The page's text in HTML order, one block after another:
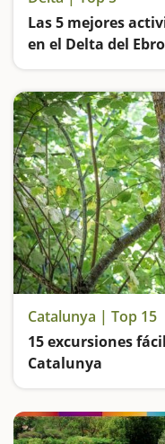
Las 5 mejores
en el Delta del Ebro
Catalunya | Top 15
15 excursiones
Catalunya